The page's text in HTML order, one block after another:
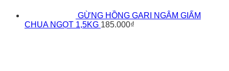
GỪNG HỒNG GARI NGÂM GIẤM
CHUA NGỌT 1,5KG 185.000₫